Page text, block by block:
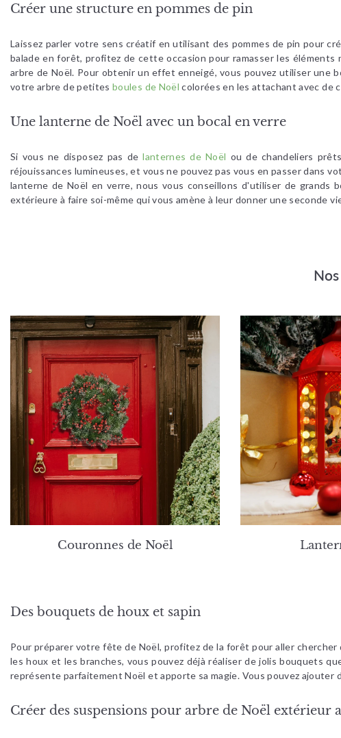
Créer une structure en pommes de pin
Laissez parler votre sens créatif en utilisant des pommes de pin pour
balade en forêt, profitez de cette occasion pour ramasser les
arbre de Noël. Pour obtenir un effet enneigé, vous pouvez utiliser une
votre arbre de petitesboules de Noël colorées en les attachant avec de
Une lanterne de Noël avec un bocal en verre
Si vous ne disposez pas delanternes de Noël ou de chandeliers
réjouissances lumineuses, et vous ne pouvez pas vous en passer dans
lanterne de Noël en verre, nous vous conseillons d'utiliser de grands
extérieure à faire soi-même qui vous amène à leur donner une seconde
Couronnes de Noël
Des bouquets de houx et sapin
Pour préparer votre fête de Noël, profitez de la forêt pour aller
les houx et les branches, vous pouvez déjà réaliser de jolis bouquets
représente parfaitement Noël et apporte sa magie. Vous pouvez
Créer des suspensions pour arbre de Noël extérieur